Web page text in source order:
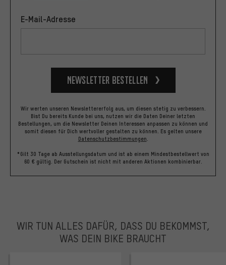
E-Mail-Adresse
Newsletter bestellen
Wir werten unseren Newslettererfolg aus, um diesen stetig zu verbessern.
Bist Du bereits Kunde bei uns, nutzen wir die Daten Deiner letzten
Bestellungen, um die Newsletter Deinen Interessen anpassen zu können und
somit diesen für Dich wertvoller gestalten zu können. Es gelten unsere
Datenschutzbestimmungen
*Gilt 30 Tage ab Ausstellungsdatum und ist ab einem Mindestbestellwert von
60 € gültig. Der Gutschein ist nicht mit anderen Aktionen kombinierbar.
WIR TUN ALLES DAFÜR, DASS DU BEKOMMST,
WAS DEIN BIKE BRAUCHT